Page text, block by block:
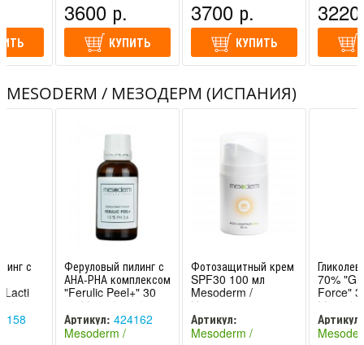
3600 р.
КУПИТЬ
3700 р.
КУПИТЬ
MESODERM / МЕЗОДЕРМ (ИСПАНИЯ)
с
Феруловый пилинг с
АНА-РНА комплексом
"Ferulic Peel+" 30
мл Mesoderm /
Мезодерм
Артикул: 424162
Mesoderm /
Фотозащитный крем
SPF30 100 мл
Mesoderm /
Мезодерм
Артикул:
424141PRO
Mesoderm /
70%
Force"
Артикул: